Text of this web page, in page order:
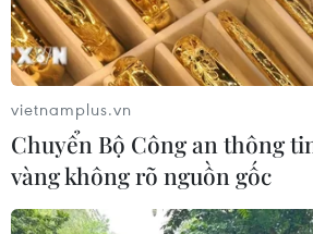
vietnamplus.vn
Chuyển Bộ Công an thông
vàng không rõ nguồn gốc